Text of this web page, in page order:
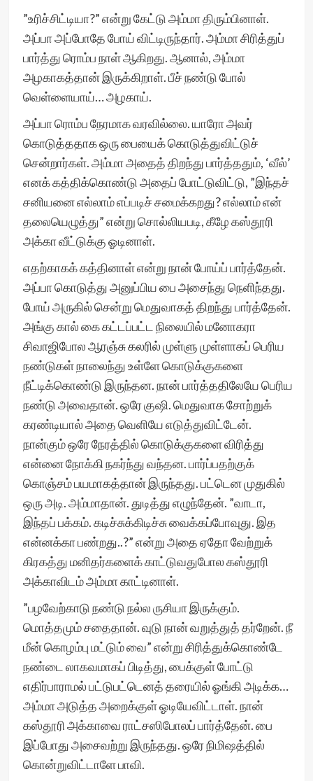
”உரிச்சிட்டியா?” என்று கேட்டு அம்மா திரும்பினாள்.
அப்பா அப்போதே போய் விட்டிருந்தார். அம்மா சிரித்துப்
பார்த்து ரொம்ப நாள் ஆகிறது. ஆனால், அம்மா
அழகாகத்தான் இருக்கிறாள். பீச் நண்டு போல்
வெள்ளையாய்… அழகாய்.
அப்பா ரொம்ப நேரமாக வரவில்லை. யாரோ அவர்
கொடுத்ததாக ஒரு பையைக் கொடுத்துவிட்டுச்
சென்றார்கள். அம்மா அதைத் திறந்து பார்த்ததும், ‘வீல்’
எனக் கத்திக்கொண்டு அதைப் போட்டுவிட்டு, ”இந்தச்
சனியனை எல்லாம் எப்படிச் சமைக்கறது? எல்லாம் என்
தலையெழுத்து” என்று சொல்லியபடி, கீழே கஸ்தூரி
அக்கா வீட்டுக்கு ஓடினாள்.
எதற்காகக் கத்தினாள் என்று நான் போய்ப் பார்த்தேன்.
அப்பா கொடுத்து அனுப்பிய பை அசைந்து நெளிந்தது.
போய் அருகில் சென்று மெதுவாகத் திறந்து பார்த்தேன்.
அங்கு கால் கை கட்டப்பட்ட நிலையில் மனோகரா
சிவாஜிபோல ஆரஞ்சு கலரில் முள்ளு முள்ளாகப் பெரிய
நண்டுகள் நாலைந்து உள்ளே கொடுக்குகளை
நீட்டிக்கொண்டு இருந்தன. நான் பார்த்ததிலேயே பெரிய
நண்டு அவைதான். ஒரே குஷி. மெதுவாக சோற்றுக்
கரண்டியால் அதை வெளியே எடுத்துவிட்டேன்.
நான்கும் ஒரே நேரத்தில் கொடுக்குகளை விரித்து
என்னை நோக்கி நகர்ந்து வந்தன. பார்ப்பதற்குக்
கொஞ்சம் பயமாகத்தான் இருந்தது. பட்டென முதுகில்
ஒரு அடி. அம்மாதான். துடித்து எழுந்தேன். ”வாடா,
இந்தப் பக்கம். கடிச்சுக்கிடிச்சு வைக்கப்போவுது. இத
என்னக்கா பண்றது..?” என்று அதை ஏதோ வேற்றுக்
கிரகத்து மனிதர்களைக் காட்டுவதுபோல கஸ்தூரி
அக்காவிடம் அம்மா காட்டினாள்.
”பழவேற்காடு நண்டு நல்ல ருசியா இருக்கும்.
மொத்தமும் சதைதான். வுடு நான் வறுத்துத் தர்றேன். நீ
மீன் கொழம்பு மட்டும் வை” என்று சிரித்துக்கொண்டே
நண்டை லாகவமாகப் பிடித்து, பைக்குள் போட்டு
எதிர்பாராமல் பட்டுபட்டெனத் தரையில் ஓங்கி அடிக்க…
அம்மா அடுத்த அறைக்குள் ஓடியேவிட்டாள். நான்
கஸ்தூரி அக்காவை ராட்சஸிபோலப் பார்த்தேன். பை
இப்போது அசைவற்று இருந்தது. ஒரே நிமிஷத்தில்
கொன்றுவிட்டாளே பாவி.